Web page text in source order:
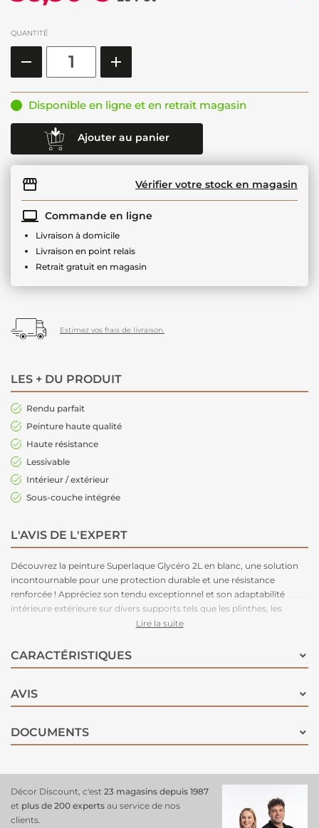
QUANTITÉ
Disponible en ligne et en retrait magasin
Ajouter au panier
Vérifier votre stock en magasin
Commande en ligne
Livraison à domicile
Livraison en point relais
Retrait gratuit en magasin
Estimez vos frais de livraison.
LES + DU PRODUIT
Rendu parfait
Peinture haute qualité
Haute résistance
Lessivable
Intérieur / extérieur
Sous-couche intégrée
L'AVIS DE L'EXPERT
Découvrez la peinture Superlaque Glycéro 2L en blanc, une solution
incontournable pour une protection durable et une résistance
renforcée ! Appréciez son tendu exceptionnel et son adaptabilité
intérieure extérieure sur divers supports tels que les plinthes, les
boiseries, les radiateurs, les portes... Cette formule polyvalente offre
une finition de qualité supérieure et une préservation longue durée de
vos surfaces, pour un effet durable et esthétique !
Lire la suite
CARACTÉRISTIQUES
AVIS
DOCUMENTS
Décor Discount, c'est 23 magasins depuis 1987
et plus de 200 experts au service de nos
clients.